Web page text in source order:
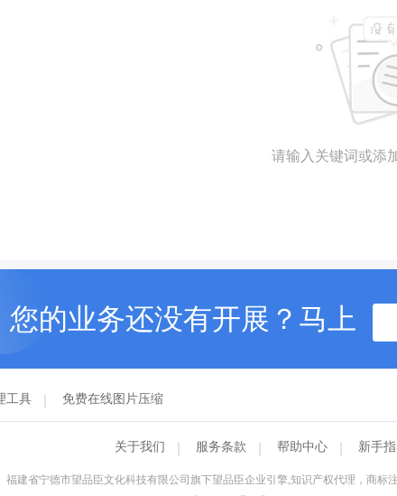
请输入关键词或添
您的业务还没有开展？马上
工具 免费在线图片压缩
关于我们 服务条款 帮助中心 新手
福建省宁德市望品臣文化科技有限公司旗下望品臣企业引擎,知识产权代理，商标